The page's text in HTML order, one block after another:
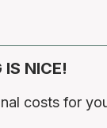
NICE!
costs for